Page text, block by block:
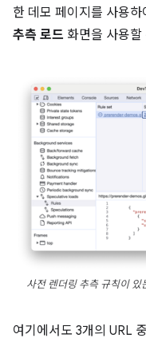
한 데모 페이지를 사용
추측 로드 화면을 사용할
사전 렌더링 추측 규칙이
여기에서도 3개의 URL